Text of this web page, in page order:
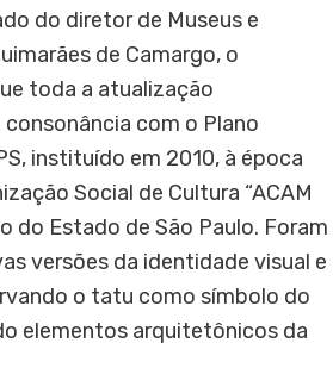
do diretor de Museus e
de Camargo, o
toda a atualização
com o Plano
instituído em 2010, à época
Social de Cultura “ACAM
do Estado de São Paulo. Foram
versões da identidade visual e
o tatu como símbolo do
elementos arquitetônicos da